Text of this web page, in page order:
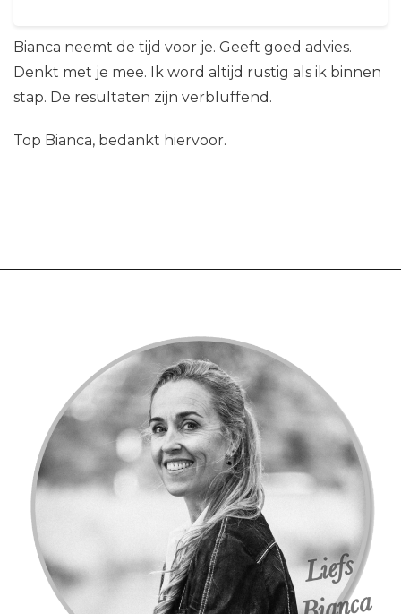
Bianca neemt de tijd voor je. Geeft goed advies.
Denkt met je mee. Ik word altijd rustig als ik binnen
stap. De resultaten zijn verbluffend.
Top Bianca, bedankt hiervoor.